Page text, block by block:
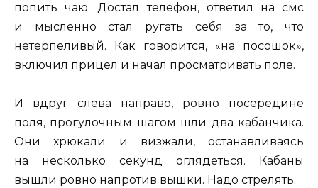
попить чаю. Достал телефон, ответил на смс
и мысленно стал ругать себя за то, что
нетерпеливый. Как говорится, «на посошок»,
включил прицел и начал просматривать поле.
И вдруг слева направо, ровно посередине
поля, прогулочным шагом шли два кабанчика.
Они хрюкали и визжали, останавливаясь
на несколько секунд оглядеться. Кабаны
вышли ровно напротив вышки. Надо стрелять.